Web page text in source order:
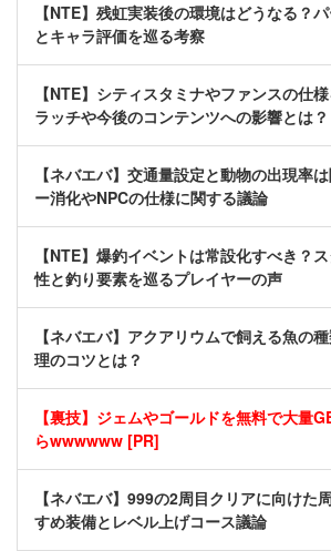
【NTE】残虹実装後の環境はどうなる？
とキャラ評価を巡る考察
【NTE】シティスタミナやファンスの仕
ラッチや今後のコンテンツへの影響とは？
【ネバエバ】交通量設定と動物の出現率
ー消化やNPCの仕様に関する議論
【NTE】爆釣イベントは常設化すべき？
性と釣り要素を巡るプレイヤーの声
【ネバエバ】アクアリウムで飼える魚の
理のコツとは？
【裏技】ジェムやゴールドを無料で大量
らwwwwww [PR]
【ネバエバ】999の2周目クリアに向けた
すめ装備とレベル上げコース議論